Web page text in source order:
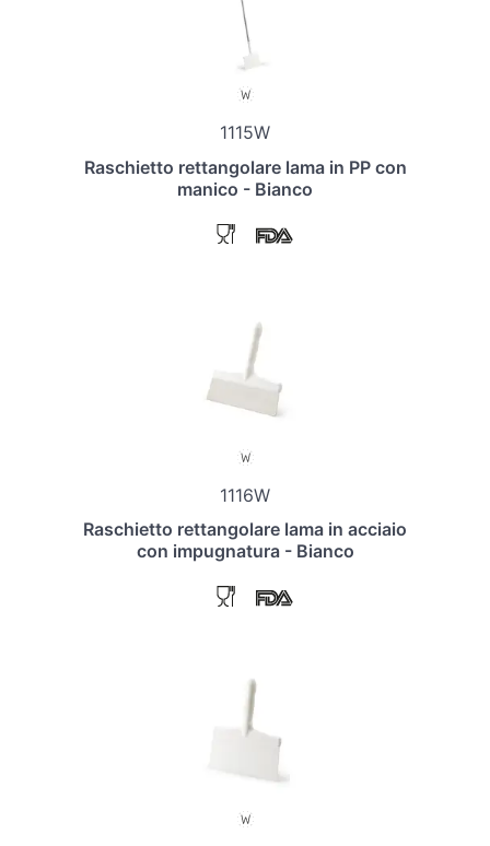
1115W
Raschietto rettangolare lama in PP con
manico - Bianco
1116W
Raschietto rettangolare lama in acciaio
con impugnatura - Bianco